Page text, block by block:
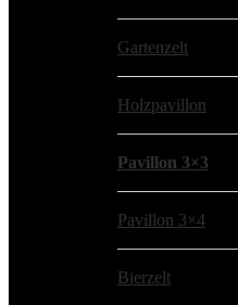
Gartenzelt
Holzpavillon
Pavillon 3×3
Pavillon 3×4
Bierzelt